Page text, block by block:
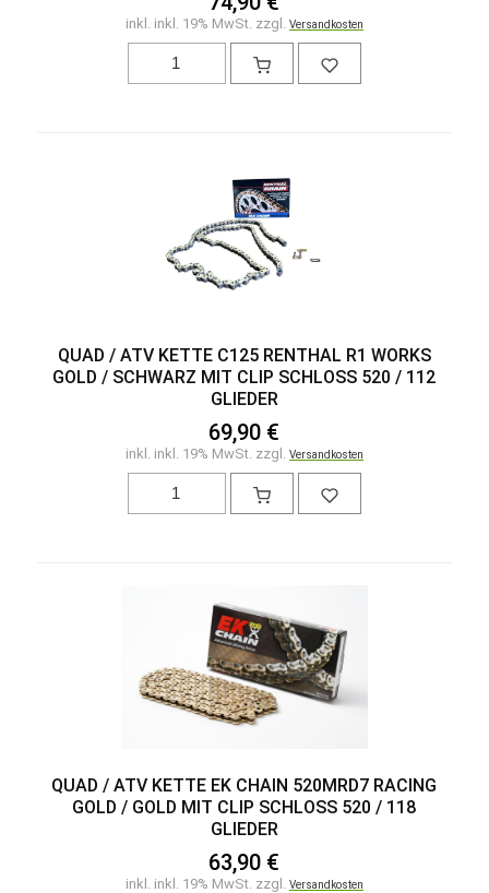
inkl. inkl. 19% MwSt. zzgl. Versandkosten
QUAD / ATV KETTE C125 RENTHAL R1 WORKS
GOLD / SCHWARZ MIT CLIP SCHLOSS 520 / 112 G
LIEDER
69,90 €
inkl. inkl. 19% MwSt. zzgl. Versandkosten
QUAD / ATV KETTE EK CHAIN 520MRD7 RACING
GOLD / GOLD MIT CLIP SCHLOSS 520 / 118 G
LIEDER
63,90 €
inkl. inkl. 19% MwSt. zzgl. Versandkosten